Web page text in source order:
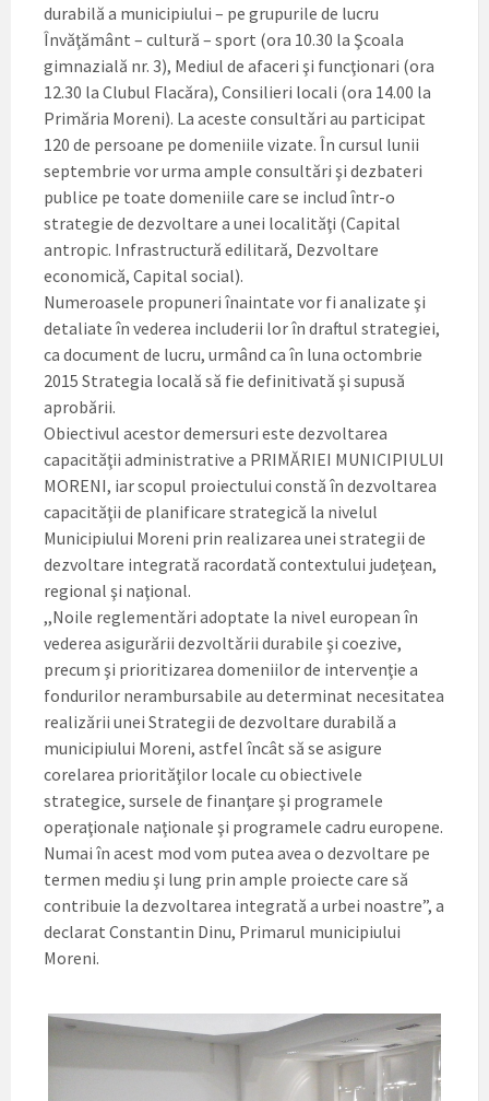
durabilă a municipiului – pe grupurile de lucru
Învăţământ – cultură – sport (ora 10.30 la Şcoala
gimnazială nr. 3), Mediul de afaceri şi funcţionari (ora
12.30 la Clubul Flacăra), Consilieri locali (ora 14.00 la
Primăria Moreni). La aceste consultări au participat
120 de persoane pe domeniile vizate. În cursul lunii
septembrie vor urma ample consultări şi dezbateri
publice pe toate domeniile care se includ într-o
strategie de dezvoltare a unei localităţi (Capital
antropic. Infrastructură edilitară, Dezvoltare
economică, Capital social).
Numeroasele propuneri înaintate vor fi analizate şi
detaliate în vederea includerii lor în draftul strategiei,
ca document de lucru, urmând ca în luna octombrie
2015 Strategia locală să fie definitivată şi supusă
aprobării.
Obiectivul acestor demersuri este dezvoltarea
capacităţii administrative a PRIMĂRIEI MUNICIPIULUI
MORENI, iar scopul proiectului constă în dezvoltarea
capacităţii de planificare strategică la nivelul
Municipiului Moreni prin realizarea unei strategii de
dezvoltare integrată racordată contextului judeţean,
regional şi naţional.
,,Noile reglementări adoptate la nivel european în
vederea asigurării dezvoltării durabile şi coezive,
precum şi prioritizarea domeniilor de intervenţie a
fondurilor nerambursabile au determinat necesitatea
realizării unei Strategii de dezvoltare durabilă a
municipiului Moreni, astfel încât să se asigure
corelarea priorităţilor locale cu obiectivele
strategice, sursele de finanţare şi programele
operaţionale naţionale şi programele cadru europene.
Numai în acest mod vom putea avea o dezvoltare pe
termen mediu şi lung prin ample proiecte care să
contribuie la dezvoltarea integrată a urbei noastre”, a
declarat Constantin Dinu, Primarul municipiului
Moreni.